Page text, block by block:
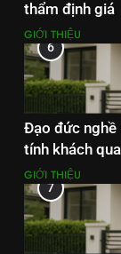
thẩm định giá
GIỚI THIỆU
6
Đạo đức nghề
tính khách
GIỚI THIỆU
7